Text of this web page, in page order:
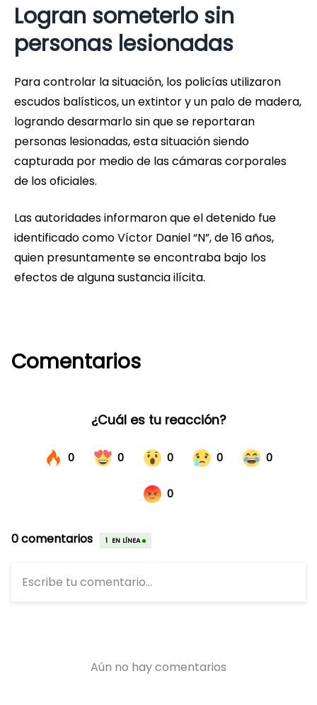
Logran someterlo sin
personas lesionadas
Para controlar la situación, los policías utilizaron
escudos balísticos, un extintor y un palo de madera,
logrando desarmarlo sin que se reportaran
personas lesionadas, esta situación siendo
capturada por medio de las cámaras corporales
de los oficiales.
Las autoridades informaron que el detenido fue
identificado como Víctor Daniel “N”, de 16 años,
quien presuntamente se encontraba bajo los
efectos de alguna sustancia ilícita.
Comentarios